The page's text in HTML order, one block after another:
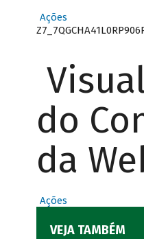
Ações
do
da
Ações
VEJA TAMBÉM